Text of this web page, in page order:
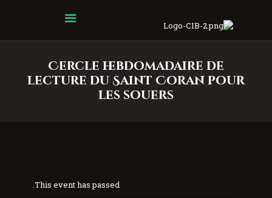
Cercle hebdomadaire de
lecture du Saint Coran pour
les souers
Centre Islamique Badr
This event has passed.